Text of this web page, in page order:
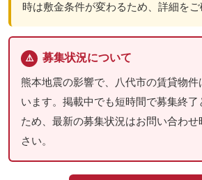
時は敷金条件が変わるため、詳細をご
⚠️ 募集状況について
熊本地震の影響で、八代市の賃貸物件
います。掲載中でも短時間で募集終了
ため、最新の募集状況はお問い合わ
さい。